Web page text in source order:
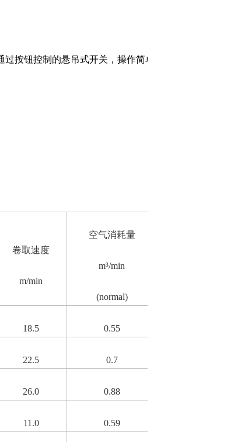
过按钮控制的悬吊式开关，操作简单，
卷取速度
m/min
空气消耗量
m³/min
(normal)
18.5 0.55
22.5 0.7
26.0 0.88
11.0 0.59